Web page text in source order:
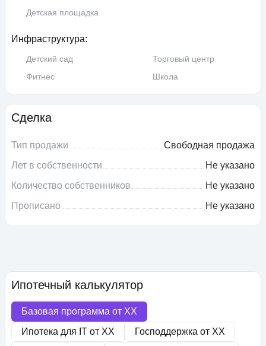
Детская площадка
Инфраструктура:
Детский сад
Торговый центр
Фитнес
Школа
Сделка
Тип продажи
Свободная продажа
Лет в собственности
Не указано
Количество собственников
Не указано
Прописано
Не указано
Ипотечный калькулятор
Базовая программа от XX
Ипотека для IT от XX Господдержка от XX